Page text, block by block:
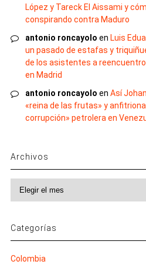
López y Tareck El Aissami y
conspirando contra Maduro
antonio roncayolo en Luis
un pasado de estafas y
de los asistentes a
en Madrid
antonio roncayolo en Así
«reina de las frutas» y anfitriona
corrupción» petrolera en
Archivos
Categorías
Colombia